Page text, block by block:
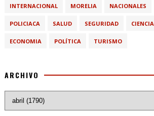
INTERNACIONAL MORELIA NACIONALES
POLICIACA SALUD SEGURIDAD CIENCIA
ECONOMIA POLÍTICA TURISMO
ARCHIVO